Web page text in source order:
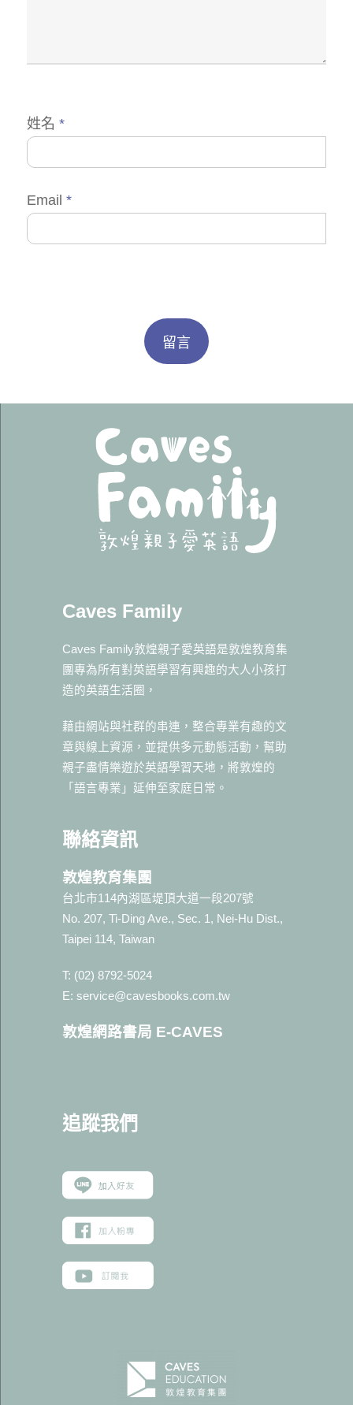
姓名 *
Email *
Caves Family
Caves Family敦煌親子愛英語是敦煌教育集
團專為所有對英語學習有興趣的大人小孩打
造的英語生活圈，
藉由網站與社群的串連，整合專業有趣的文
章與線上資源，並提供多元動態活動，幫助
親子盡情樂遊於英語學習天地，將敦煌的
「語言專業」延伸至家庭日常。
聯絡資訊
敦煌教育集團
台北市114內湖區堤頂大道一段207號
No. 207, Ti-Ding Ave., Sec. 1, Nei-Hu Dist.,
Taipei 114, Taiwan
T: (02) 8792-5024
E: service@cavesbooks.com.tw
敦煌網路書局 E-CAVES
追蹤我們